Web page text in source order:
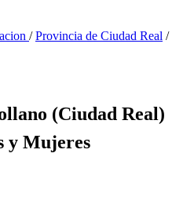
/Provincia de Ciudad Real /
(Ciudad Real)
y Mujeres